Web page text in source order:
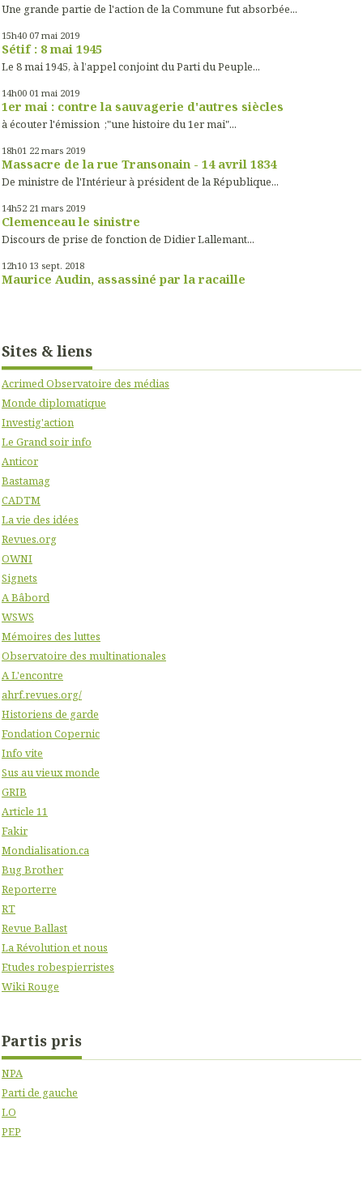
Une grande partie de l'action de la Commune fut absorbée...
15h40 07 mai 2019
Sétif : 8 mai 1945
Le 8 mai 1945, à l’appel conjoint du Parti du Peuple...
14h00 01 mai 2019
1er mai : contre la sauvagerie d'autres siècles
à écouter l'émission ;"une histoire du 1er mai"...
18h01 22 mars 2019
Massacre de la rue Transonain - 14 avril 1834
De ministre de l'Intérieur à président de la République...
14h52 21 mars 2019
Clemenceau le sinistre
Discours de prise de fonction de Didier Lallemant...
12h10 13 sept. 2018
Maurice Audin, assassiné par la racaille
Sites & liens
Acrimed Observatoire des médias
Monde diplomatique
Investig'action
Le Grand soir info
Anticor
Bastamag
CADTM
La vie des idées
Revues.org
OWNI
Signets
A Bâbord
WSWS
Mémoires des luttes
Observatoire des multinationales
A L'encontre
ahrf.revues.org/
Historiens de garde
Fondation Copernic
Info vite
Sus au vieux monde
GRIB
Article 11
Fakir
Mondialisation.ca
Bug Brother
Reporterre
RT
Revue Ballast
La Révolution et nous
Etudes robespierristes
Wiki Rouge
Partis pris
NPA
Parti de gauche
LO
PEP